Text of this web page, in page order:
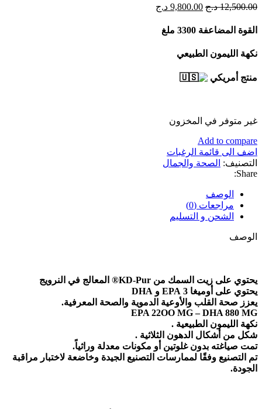
12,500.00 د.ج السعر
هو:
9,800.00 د.ج
القوة المضاعفة 3300 ملغ
نكهة الليمون الطبيعي
منتج أمريكي
غير متوفر في المخزون
Add to compare
اضف الى قائمة الرغبات
التصنيف: الصحة والجمال
Share:
الوصف
مراجعات (0)
الشحن و التسليم
الوصف
يحتوي على زيت السمك من KD-Pur® المعالج في النرويج
يحتوي على أوميغا 3 EPA و DHA
يعزز صحة القلب والأوعية الدموية والصحة المعرفية.
EPA 22OO MG – DHA 880 MG
نكهة الليمون الطبيعية .
شكل من أشكال الدهون الثلاثية .
تمت صياغته بدون غلوتين أو مكونات معدلة وراثياً.
تم التصنيع وفقًا لممارسات التصنيع الجيدة وخاضعة لاختبار مراقبة
الجودة.